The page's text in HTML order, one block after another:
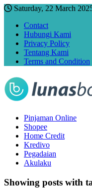
Saturday, 22 March
Contact
Hubungi Kami
Privacy Policy
Tentang Kami
Terms and Condition
Pinjaman Online
Shopee
Home Credit
Kredivo
Pegadaian
Akulaku
Showing posts with